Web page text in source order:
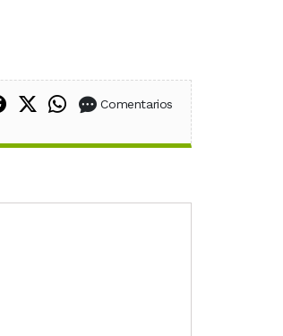
Compartir en Facebook
Compartir en X (Twitter)
Compartir en WhatsApp
Comentarios